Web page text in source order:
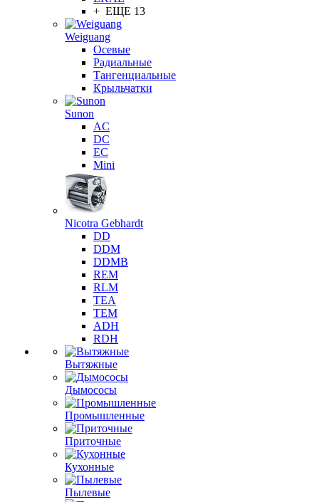
+ ЕЩЕ 13
Weiguang
Осевые
Радиальные
Тангенциальные
Крыльчатки
Sunon
AC
DC
EC
Mini
Nicotra Gebhardt
DD
DDM
DDMB
REM
RLM
TEA
TEM
ADH
RDH
Вытяжные
Дымососы
Промышленные
Приточные
Кухонные
Пылевые